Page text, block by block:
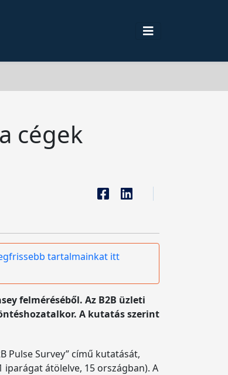
cégek
tartalmainkat itt
felméréséből. Az B2B üzleti
A kutatás szerint
Pulse Survey” című kutatását,
átölelve, 15 országban). A